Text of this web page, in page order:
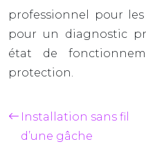
professionnel pour
pour un diagnostic
état de
protection.
Installation sans fil
d’une gâche